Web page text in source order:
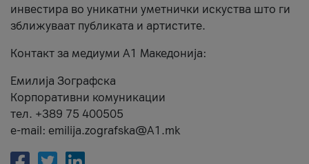
инвестира во уникатни уметнички искуства што ги
зближуваат публиката и артистите.
Контакт за медиуми А1 Македонија:
Емилија Зографска
Корпоративни комуникации
тел. +389 75 400505
e-mail: emilija.zografska@A1.mk